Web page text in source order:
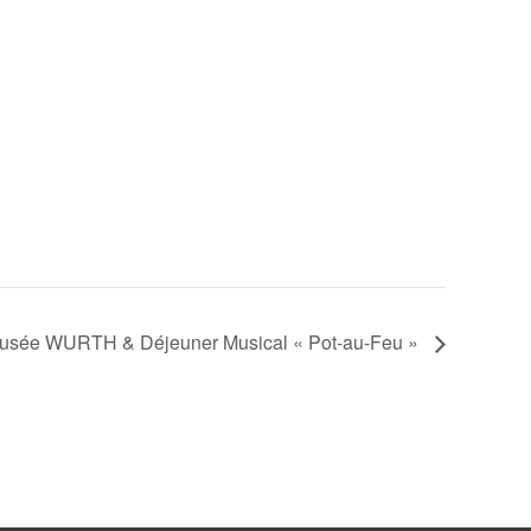
WURTH & Déjeuner Musical « Pot-au-Feu »